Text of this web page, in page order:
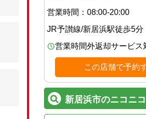
営業時間： 08:00-20:00
JR予讃線/新居浜駅徒歩5分
営業時間外返却サービス
この店舗で予約
新居浜市のニコニ